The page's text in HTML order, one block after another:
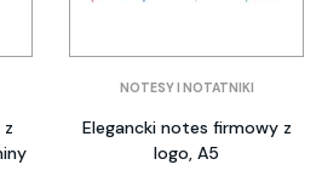
NOTESY I NOTATNIKI
Elegancki notes firmowy z
logo, A5